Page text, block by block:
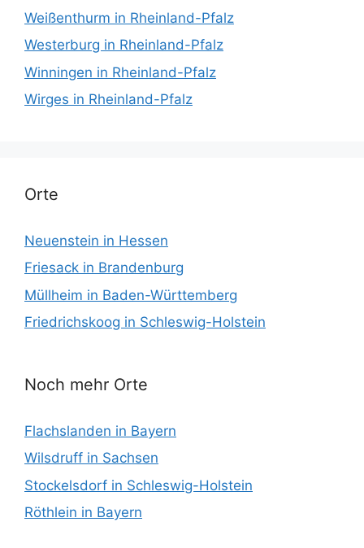
Weißenthurm in Rheinland-Pfalz
Westerburg in Rheinland-Pfalz
Winningen in Rheinland-Pfalz
Wirges in Rheinland-Pfalz
Orte
Neuenstein in Hessen
Friesack in Brandenburg
Müllheim in Baden-Württemberg
Friedrichskoog in Schleswig-Holstein
Noch mehr Orte
Flachslanden in Bayern
Wilsdruff in Sachsen
Stockelsdorf in Schleswig-Holstein
Röthlein in Bayern